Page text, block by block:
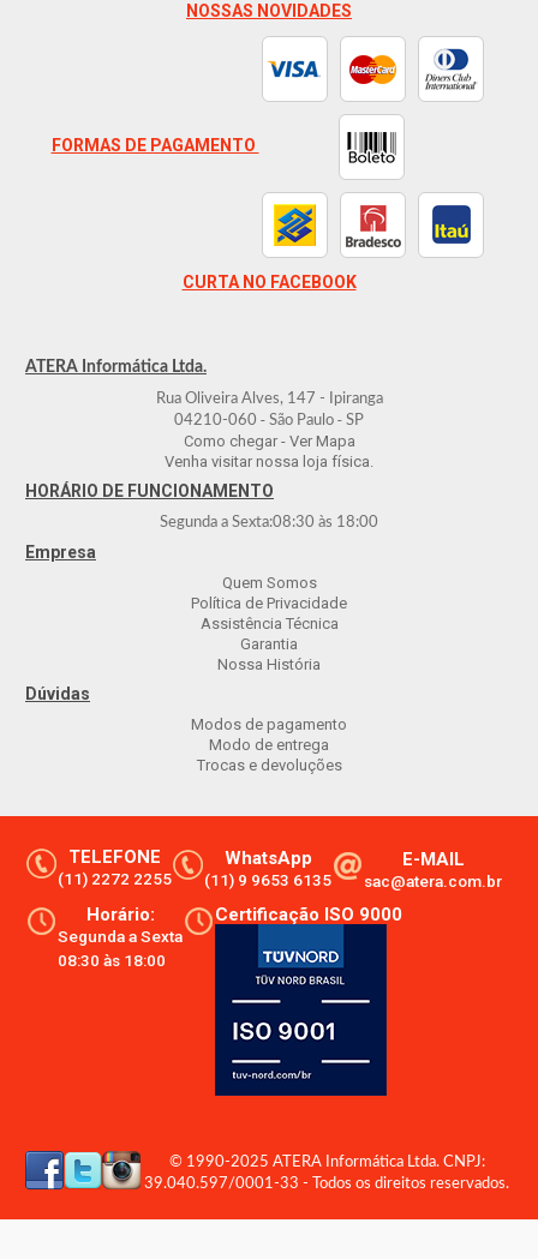
NOSSAS NOVIDADES
FORMAS DE PAGAMENTO
CURTA NO FACEBOOK
ATERA Informática Ltda.
Rua Oliveira Alves, 147 - Ipiranga
04210-060 - São Paulo - SP
Como chegar - Ver Mapa
Venha visitar nossa loja física.
HORÁRIO DE FUNCIONAMENTO
Segunda a Sexta:08:30 às 18:00
Empresa
Quem Somos
Política de Privacidade
Assistência Técnica
Garantia
Nossa História
Dúvidas
Modos de pagamento
Modo de entrega
Trocas e devoluções
TELEFONE
(11) 2272 2255
WhatsApp
(11) 9 9653 6135
E-MAIL
sac@atera.com.br
Horário:
Segunda a Sexta
08:30 às 18:00
Certificação ISO 9000
© 1990-2025 ATERA Informática Ltda. CNPJ:
39.040.597/0001-33 - Todos os direitos reservados.